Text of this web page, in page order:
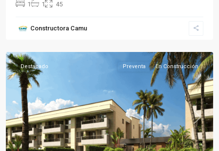
1 1 45
Constructora Camu
Sur,
Previous Next
Destacado Preventa En Construcción